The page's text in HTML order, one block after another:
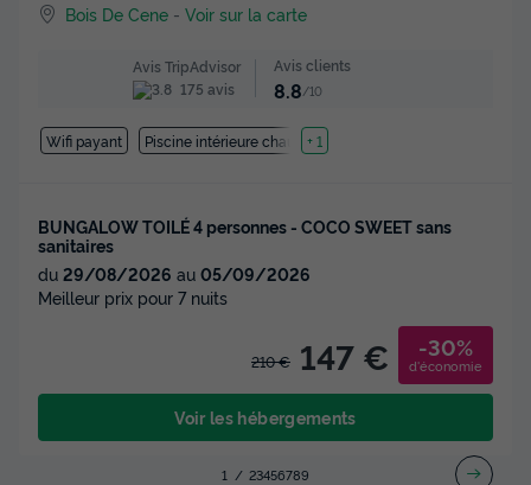
Bois De Cene -Voir sur la carte
Avis TripAdvisor
175 avis
Avis clients
8.8/10
Wifi payant Piscine intérieure chauffée
+ 1
BUNGALOW TOILÉ 4 personnes - COCO SWEET sans
sanitaires
du 29/08/2026 au 05/09/2026
Meilleur prix pour 7 nuits
210 € 147 € -30%
d'économie
Voir les hébergements
1 23456789